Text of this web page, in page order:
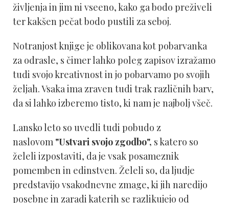
življenja in jim ni vseeno, kako ga bodo preživeli
ter kakšen pečat bodo pustili za seboj.
Notranjost knjige je oblikovana kot pobarvanka
za odrasle, s čimer lahko poleg zapisov izražamo
tudi svojo kreativnost in jo pobarvamo po svojih
željah. Vsaka ima zraven tudi trak različnih barv,
da si lahko izberemo tisto, ki nam je najbolj všeč.
Lansko leto so uvedli tudi pobudo z
naslovom "Ustvari svojo zgodbo", s katero so
želeli izpostaviti, da je vsak posameznik
pomemben in edinstven. Želeli so, da ljudje
predstavijo vsakodnevne zmage, ki jih naredijo
posebne in zaradi katerih se razlikujejo od